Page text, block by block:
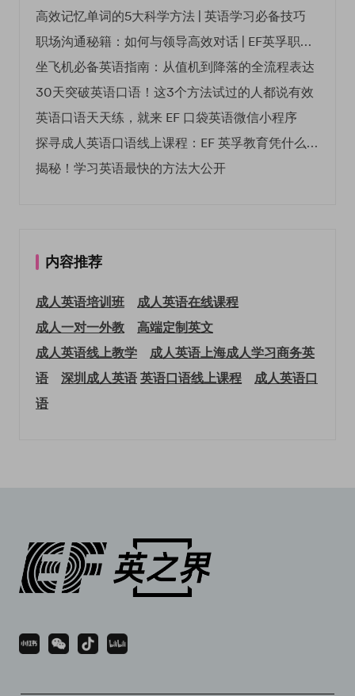
高效记忆单词的5大科学方法 | 英语学习必备技巧
职场沟通秘籍：如何与领导高效对话 | EF英孚职场指南
坐飞机必备英语指南：从值机到降落的全流程表达
30天突破英语口语！这3个方法试过的人都说有效
英语口语天天练，就来 EF 口袋英语微信小程序
探寻成人英语口语线上课程：EF 英孚教育凭什么领航
揭秘！学习英语最快的方法大公开
内容推荐
成人英语培训班
成人英语在线课程
成人一对一外教
高端定制英文
成人英语线上教学
成人英语上海成人学习商务英
语
深圳成人英语英语口语线上课程
成人英语口
语